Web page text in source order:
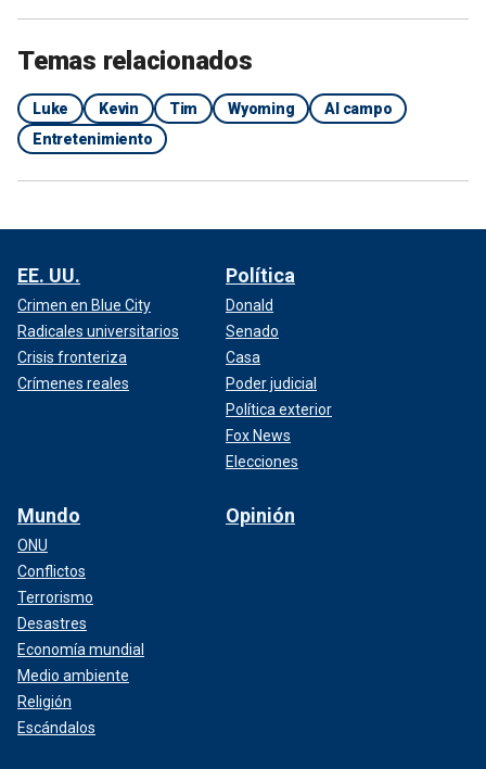
Temas relacionados
Luke Kevin Tim Wyoming
Al campo
Entretenimiento
EE. UU.
Crimen en Blue City
Radicales universitarios
Crisis fronteriza
Crímenes reales
Política
Donald
Senado
Casa
Poder judicial
Política exterior
Fox News
Elecciones
Mundo
ONU
Conflictos
Terrorismo
Desastres
Economía mundial
Medio ambiente
Religión
Escándalos
Opinión